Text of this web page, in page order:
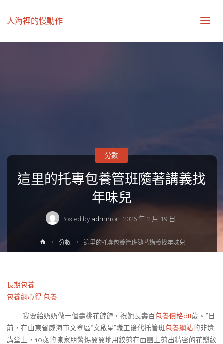
人海裡的慢動作
這里的托專包養管班隨著講義找
年味兒
Posted by admin on 2026 年 2 月 19 日
分數
Home分數 這里的托專包養管班隨著講義找年味兒
長期包養
包養網心得 包養
“我要給奶奶做一個壽桃花餑餑，祝她長壽百包養價格ptt歲。”日
前，在山東省威海市文登區“文啟星”職工後代托管班包養網站的非遺
講堂上，10歲的陳家朋警惕翼翼地用鉸剪在面團上剪出精密的花瓣紋